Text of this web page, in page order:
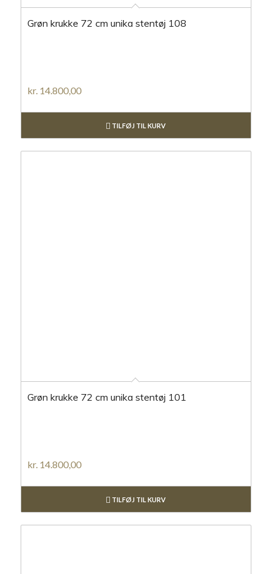
Grøn krukke 72 cm unika stentøj 108
kr. 14.800,00
TILFØJ TIL KURV
Grøn krukke 72 cm unika stentøj 101
kr.14.800,00
TILFØJ TIL KURV